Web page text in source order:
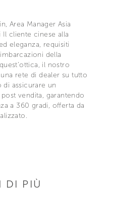
Area Manager Asia
cliente cinese alla
eleganza, requisiti
della
il nostro
rete di dealer su tutto
assicurare un
vendita, garantendo
a 360 gradi, offerta da
DI PIÙ